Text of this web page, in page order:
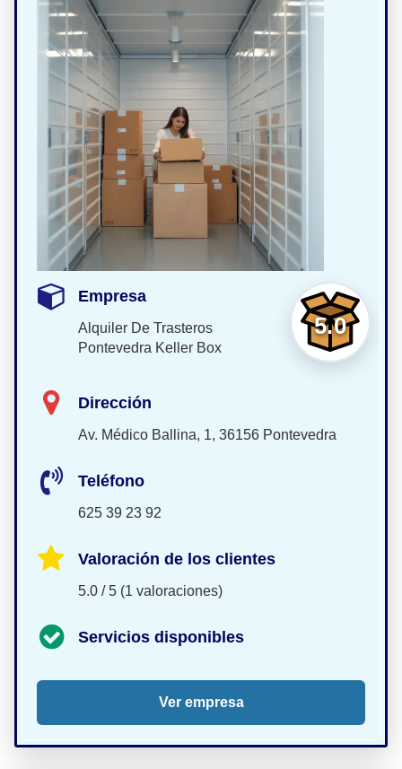
5.0
Empresa
Alquiler De Trasteros
Pontevedra Keller Box
Dirección
Av. Médico Ballina, 1, 36156 Pontevedra
Teléfono
625 39 23 92
Valoración de los clientes
5.0 / 5 (1 valoraciones)
Servicios disponibles
Ver empresa